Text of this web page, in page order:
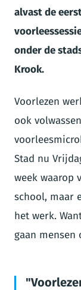
alvast de
onder de
Krook.
Voorlezen
ook
Stad nu
week waarop
school, maar
het werk.
gaan mensen